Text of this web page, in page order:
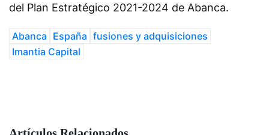
del Plan Estratégico 2021-2024 de Abanca.
Abanca España fusiones y adquisiciones
Imantia Capital